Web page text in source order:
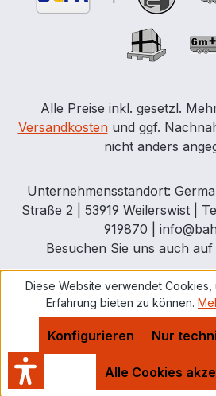
Alle Preise inkl. gesetzl.
Versandkostenund ggf.
nicht anders
Unternehmensstandort:
Straße 2 | 53919 Weilerswist |
919870 |
Besuchen Sie uns auch auf
Diese Website verwendet Cookies,
Erfahrung bieten zu können.
Nur
Konfigurieren
Alle Cookies